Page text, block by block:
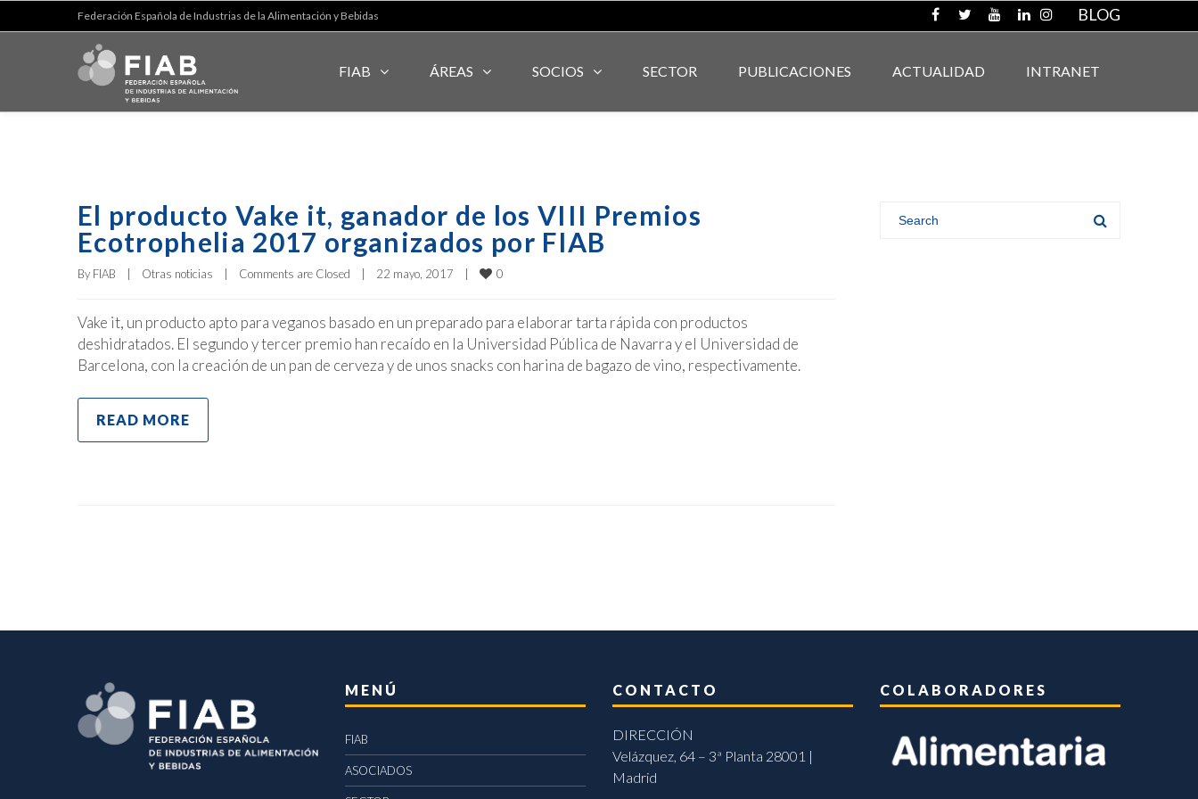
Federación Española de Industrias de la Alimentación y Bebidas BLOG
FIAB ÁREAS SOCIOS SECTOR PUBLICACIONES ACTUALIDAD INTRANET
El producto Vake it, ganador de los VIII Premios
Ecotrophelia 2017 organizados por FIAB
By FIAB Otras noticias Comments are Closed 22 mayo, 2017 0
Vake it, un producto apto para veganos basado en un preparado para elaborar tarta rápida con productos
deshidratados. El segundo y tercer premio han recaído en la Universidad Pública de Navarra y el Universidad de
Barcelona, con la creación de un pan de cerveza y de unos snacks con harina de bagazo de vino, respectivamente.
READ MORE
MENÚ
FIAB
ASOCIADOS
CONTACTO
DIRECCIÓN
Velázquez, 64 – 3ª Planta 28001 |
Madrid
COLABORADORES